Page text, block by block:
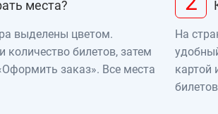
места?
выделены цветом.
количество билетов, затем
заказ». Все места
На
картой